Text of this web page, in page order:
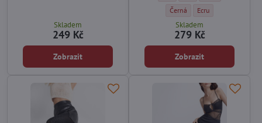
Skladem
249 Kč
Zobrazit
Dámské punčochy s
Černá Dámské punčochy s
Ecru
Skladem
279 Kč
Zobrazit